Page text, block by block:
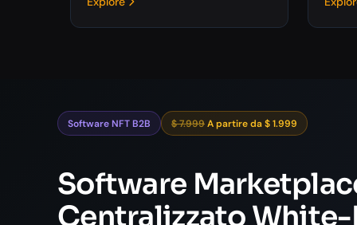
Software NFT B2B $ 7.999A partire da $ 1.999
Software
Centralizzato White-